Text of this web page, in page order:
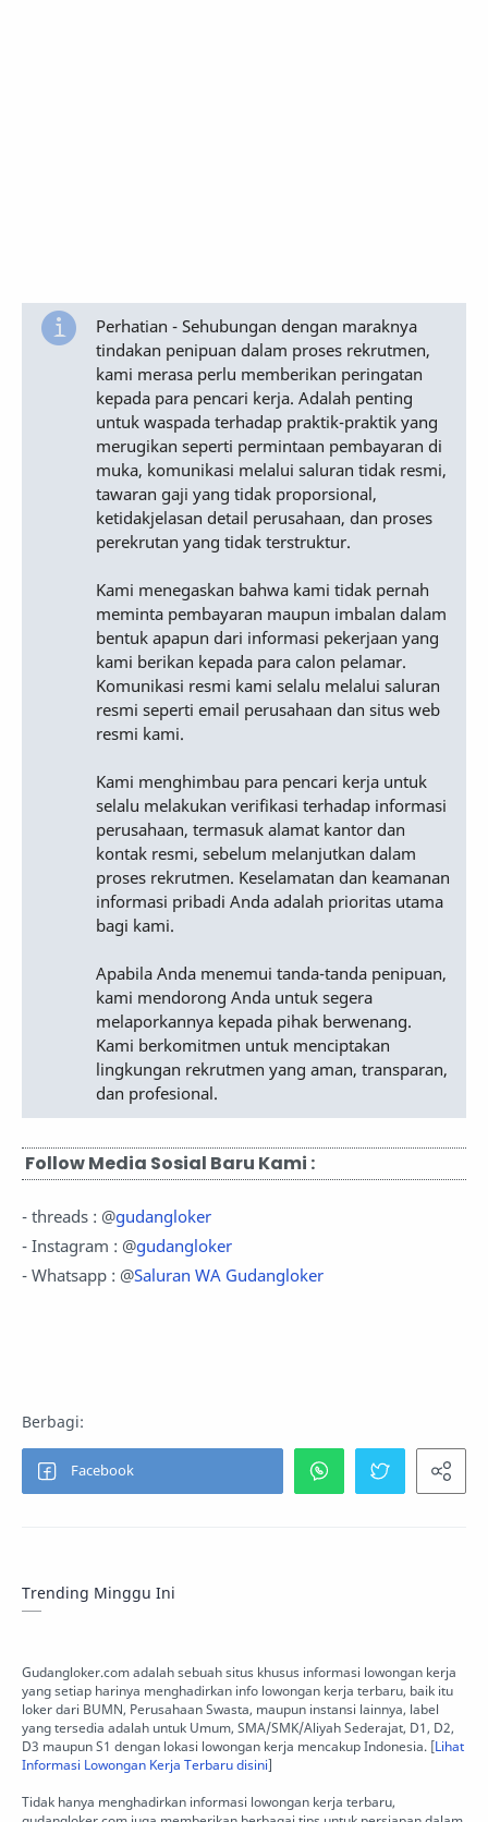
Perhatian - Sehubungan dengan maraknya
tindakan penipuan dalam proses rekrutmen,
kami merasa perlu memberikan peringatan
kepada para pencari kerja. Adalah penting
untuk waspada terhadap praktik-praktik yang
merugikan seperti permintaan pembayaran di
muka, komunikasi melalui saluran tidak resmi,
tawaran gaji yang tidak proporsional,
ketidakjelasan detail perusahaan, dan proses
perekrutan yang tidak terstruktur.
Kami menegaskan bahwa kami tidak pernah
meminta pembayaran maupun imbalan dalam
bentuk apapun dari informasi pekerjaan yang
kami berikan kepada para calon pelamar.
Komunikasi resmi kami selalu melalui saluran
resmi seperti email perusahaan dan situs web
resmi kami.
Kami menghimbau para pencari kerja untuk
selalu melakukan verifikasi terhadap informasi
perusahaan, termasuk alamat kantor dan
kontak resmi, sebelum melanjutkan dalam
proses rekrutmen. Keselamatan dan keamanan
informasi pribadi Anda adalah prioritas utama
bagi kami.
Apabila Anda menemui tanda-tanda penipuan,
kami mendorong Anda untuk segera
melaporkannya kepada pihak berwenang.
Kami berkomitmen untuk menciptakan
lingkungan rekrutmen yang aman, transparan,
dan profesional.
Follow Media Sosial Baru Kami :
- threads : @gudangloker
- Instagram : @gudangloker
- Whatsapp : @Saluran WA Gudangloker
Trending Minggu Ini
Gudangloker.com adalah sebuah situs khusus informasi lowongan kerja
yang setiap harinya menghadirkan info lowongan kerja terbaru, baik itu
loker dari BUMN, Perusahaan Swasta, maupun instansi lainnya, label
yang tersedia adalah untuk Umum, SMA/SMK/Aliyah Sederajat, D1, D2,
D3 maupun S1 dengan lokasi lowongan kerja mencakup Indonesia. [Lihat
Informasi Lowongan Kerja Terbaru disini]
Tidak hanya menghadirkan informasi lowongan kerja terbaru,